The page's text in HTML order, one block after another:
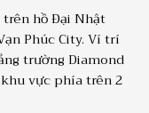
hồ Đại Nhật
Phúc City. Ví trí
trường Diamond
vực phía trên 2